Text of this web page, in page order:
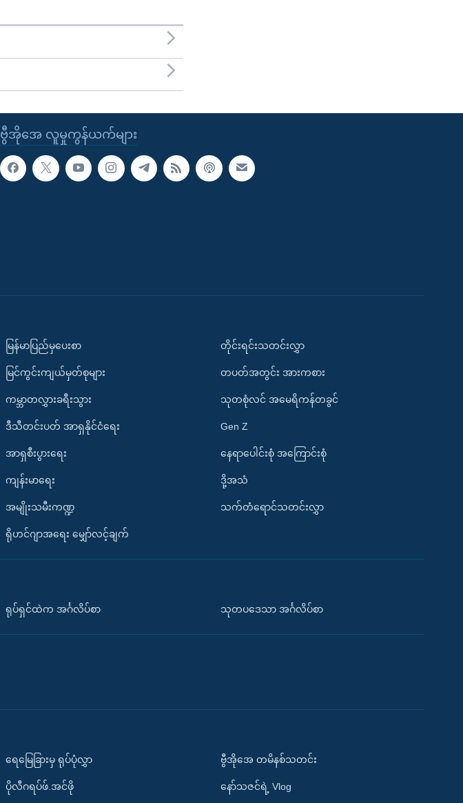
ဗွီအိုအေ လူမှုကွန်ယက်များ
မြန်မာပြည်မှပေးစာ
မြင်ကွင်းကျယ်မှတ်စုများ
ကမ္ဘာတလွှားခရီးသွား
ဒီသီတင်းပတ် အာရှနိုင်ငံရေး
အာရှစီးပွားရေး
ကျန်းမာရေး
အမျိုးသမီးကဏ္ဍ
ရိုဟင်ဂျာအရေး မျှော်လင့်ချက်
တိုင်းရင်းသတင်းလွှာ
တပတ်အတွင်း အားကစား
သုတစုံလင် အမေရိကန်တခွင်
Gen Z
နေရာပေါင်းစုံ အကြောင်းစုံ
ဒို့အသံ
သက်တံရောင်သတင်းလွှာ
ရုပ်ရှင်ထဲက အင်္ဂလိပ်စာ သုတပဒေသာ အင်္ဂလိပ်စာ
ရေမြေခြားမှ ရုပ်ပုံလွှာ
ပိုလီဂရပ်ဖ်.အင်ဖို
ဗွီအိုအေ တမိနစ်သတင်း
နော်သဇင်ရဲ့ Vlog